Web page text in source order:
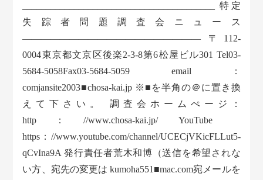
_________________________________________ 特定
失踪者問題調査会ニュース
——————————————————— 〒112-
0004東京都文京区後楽2-3-8第6松屋ビル301 Tel03-
5684-5058Fax03-5684-5059 email：
comjansite2003■chosa-kai.jp ※■を半角の＠に置き換
えて下さい。 調査会ホームぺージ：
http：//www.chosa-kai.jp/ YouTube
https：//www.youtube.com/channel/UCECjVKicFLLut5-
qCvIna9A 発行責任者荒木和博（送信を希望されな
い方、宛先の変更は kumoha551■mac.com宛メールを